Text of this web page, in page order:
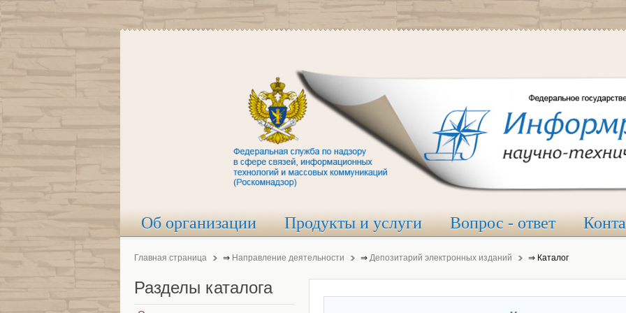
Об организации Продукты и услуги Вопрос - ответ
Главная страница ⇒ Направление деятельности ⇒ Депозитарий электронных изданий ⇒ Каталог
Разделы каталога